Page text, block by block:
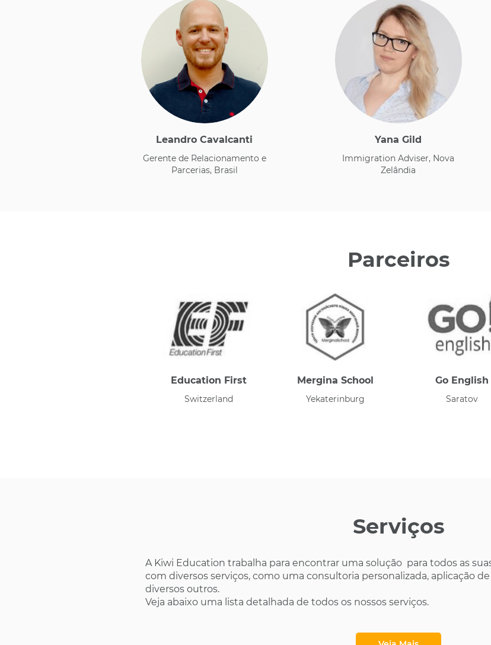
Leandro Cavalcanti
​Gerente de Relacionamento e
Parcerias, Brasil
Yana Gild
Immigration Adviser, Nova
Zelândia
Parceiros
Education First
Switzerland
Mergina School
Yekaterinburg
Go English
Saratov
Serviços
A Kiwi Education trabalha para encontrar uma solução para todos as
com diversos serviços, como uma consultoria personalizada, aplicação
diversos outros.
Veja abaixo uma lista detalhada de todos os nossos serviços.